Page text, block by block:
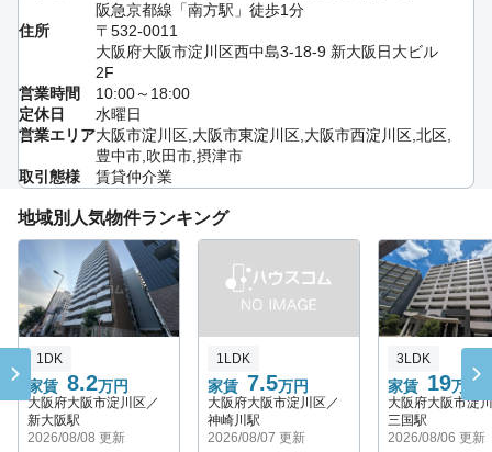
阪急京都線「南方駅」徒歩1分
住所
〒532-0011
大阪府大阪市淀川区西中島3-18-9 新大阪日大ビル
2F
営業時間
10:00～18:00
定休日
水曜日
営業エリア大阪市淀川区,大阪市東淀川区,大阪市西淀川区,北区,
豊中市,吹田市,摂津市
取引態様
賃貸仲介業
地域別人気物件ランキング
家賃 8.2万円
1DK
大阪府大阪市淀川区／
新大阪駅
2026/08/08 更新
家賃 7.5万円
1LDK
大阪府大阪市淀川区／
神崎川駅
2026/08/07 更新
家賃 19万円
3LDK
大阪府大阪市淀
三国駅
2026/08/06 更新